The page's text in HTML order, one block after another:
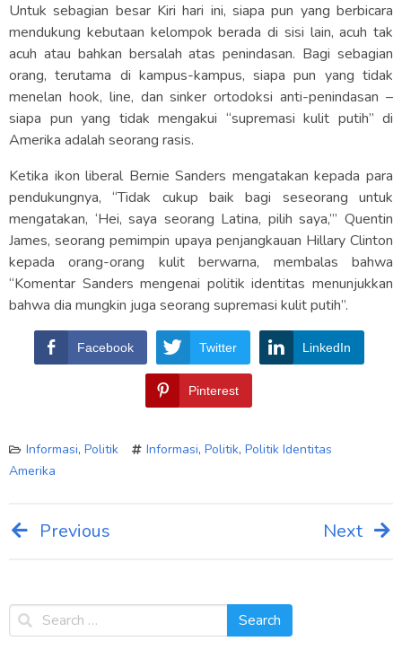
Untuk sebagian besar Kiri hari ini, siapa pun yang berbicara
mendukung kebutaan kelompok berada di sisi lain, acuh tak
acuh atau bahkan bersalah atas penindasan. Bagi sebagian
orang, terutama di kampus-kampus, siapa pun yang tidak
menelan hook, line, dan sinker ortodoksi anti-penindasan –
siapa pun yang tidak mengakui “supremasi kulit putih” di
Amerika adalah seorang rasis.
Ketika ikon liberal Bernie Sanders mengatakan kepada para
pendukungnya, “Tidak cukup baik bagi seseorang untuk
mengatakan, ‘Hei, saya seorang Latina, pilih saya,’” Quentin
James, seorang pemimpin upaya penjangkauan Hillary Clinton
kepada orang-orang kulit berwarna, membalas bahwa
“Komentar Sanders mengenai politik identitas menunjukkan
bahwa dia mungkin juga seorang supremasi kulit putih”.
Facebook Twitter LinkedIn
Pinterest
Informasi, Politik Informasi, Politik, Politik Identitas
Amerika
Post
navigation
Previous Next